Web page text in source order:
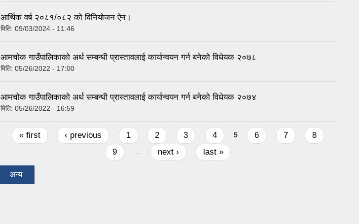
आर्थिक वर्ष २०८१/०८२ को विनियोजन ऐन।
मिति: 09/03/2024 - 11:46
आमचोक गाउँपालिकाको अर्थ सम्बन्धी प्रास्तावलाई कार्यान्वयन गर्न बनेको विधेयक २०७८
मिति: 05/26/2022 - 17:00
आमचोक गाउँपालिकाको अर्थ सम्बन्धी प्रास्तावलाई कार्यान्वयन गर्न बनेको विधेयक २०७४
मिति: 05/26/2022 - 16:59
Pages
« first ‹ previous 1 2 3 4 5 6 7
8
9
… next › last »
अन्य